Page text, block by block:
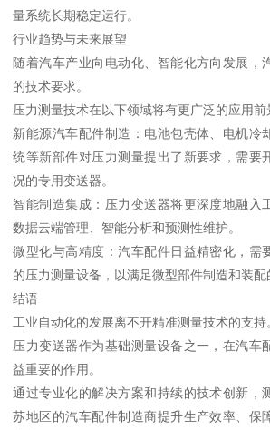
量系统长期稳定运行。
行业趋势与未来展望
随着汽车产业向电动化、智能化方向发展，
的技术要求。
压力测量技术在以下领域将有更广泛的应用前
新能源汽车配件制造：电池包壳体、电机冷
统等新部件对压力测量提出了新要求，需要
况的专用变送器。
智能制造集成：压力变送器将更深度地融入
数据云端管理、智能分析和预测性维护。
微型化与高精度：汽车配件日益精密化，需
的压力测量设备，以满足微型部件制造和装配
结语
工业自动化的发展离不开精准测量技术的支持
压力变送器作为基础测量设备之一，在汽车
益重要的作用。
通过专业化的解决方案和持续的技术创新，
苏地区的汽车配件制造商提升生产效率、保